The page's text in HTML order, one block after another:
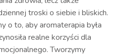
troski o siebie i bliskich.
o to, aby aromaterapia była
realne korzyści dla
Tworzymy